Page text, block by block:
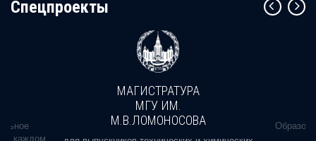
Cпецпроекты
в каждом
МАГИСТРАТУРА
МГУ ИМ.
М.В.ЛОМОНОСОВА